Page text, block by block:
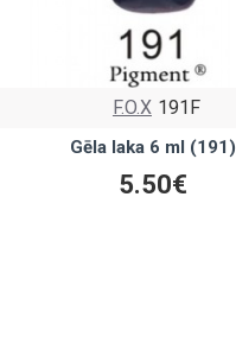
F.O.X 191F
Gēla laka 6 ml (191)
5.50€